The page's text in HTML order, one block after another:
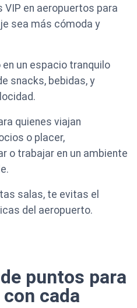
en aeropuertos para
sea más cómoda y
un espacio tranquilo
snacks, bebidas, y
quienes viajan
o placer,
o trabajar en un ambiente
salas, te evitas el
del aeropuerto.
puntos para
cada